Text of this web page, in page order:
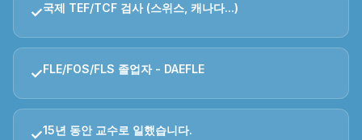
✓국제 TEF/TCF 검사 (스위스, 캐나다...)
✓FLE/FOS/FLS 졸업자 - DAEFLE
✓15년 동안 교수로 일했습니다.